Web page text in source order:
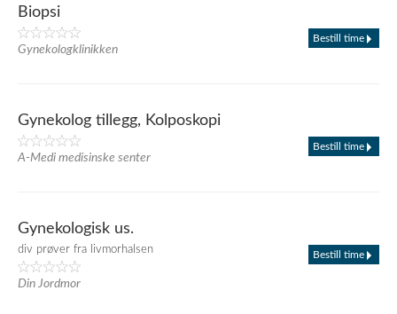
Biopsi
Gynekologklinikken
Bestill time
Gynekolog tillegg, Kolposkopi
A-Medi medisinske senter
Bestill time
Gynekologisk us.
div prøver fra livmorhalsen
Din Jordmor
Bestill time